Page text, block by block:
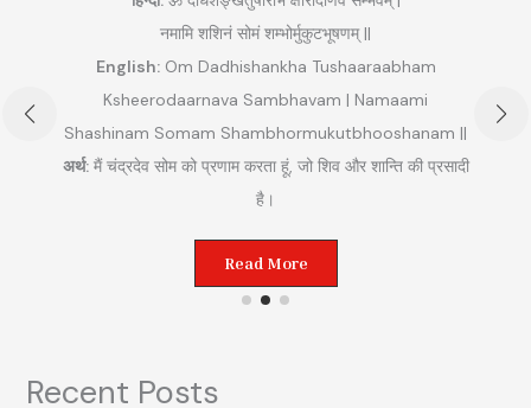
नमामि शशिनं सोमं शम्भोर्मुकुटभूषणम् ||
English:Om Dadhishankha Tushaaraabham
Ksheerodaarnava Sambhavam | Namaami
Shashinam Somam Shambhormukutbhooshanam ||
अर्थ:मैं चंद्रदेव सोम को प्रणाम करता हूं, जो शिव और शान्ति की प्रसादी
है।
Read More
Recent Posts